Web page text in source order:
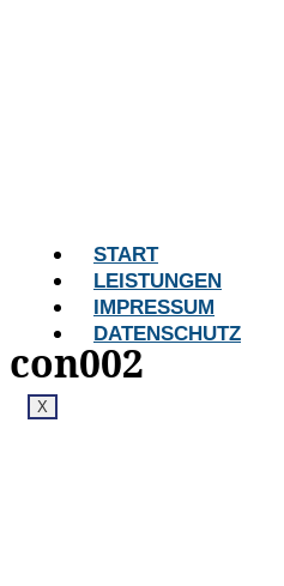
START
LEISTUNGEN
IMPRESSUM
DATENSCHUTZ
X
con002